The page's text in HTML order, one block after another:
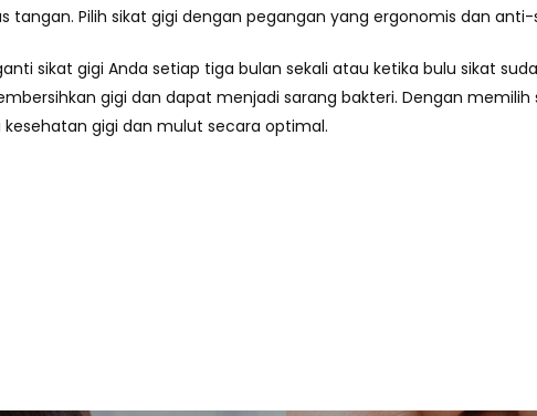
Pilih sikat gigi dengan pegangan yang ergonomis dan anti-
sikat gigi Anda setiap tiga bulan sekali atau ketika bulu sikat
gigi dan dapat menjadi sarang bakteri. Dengan
gigi dan mulut secara optimal.